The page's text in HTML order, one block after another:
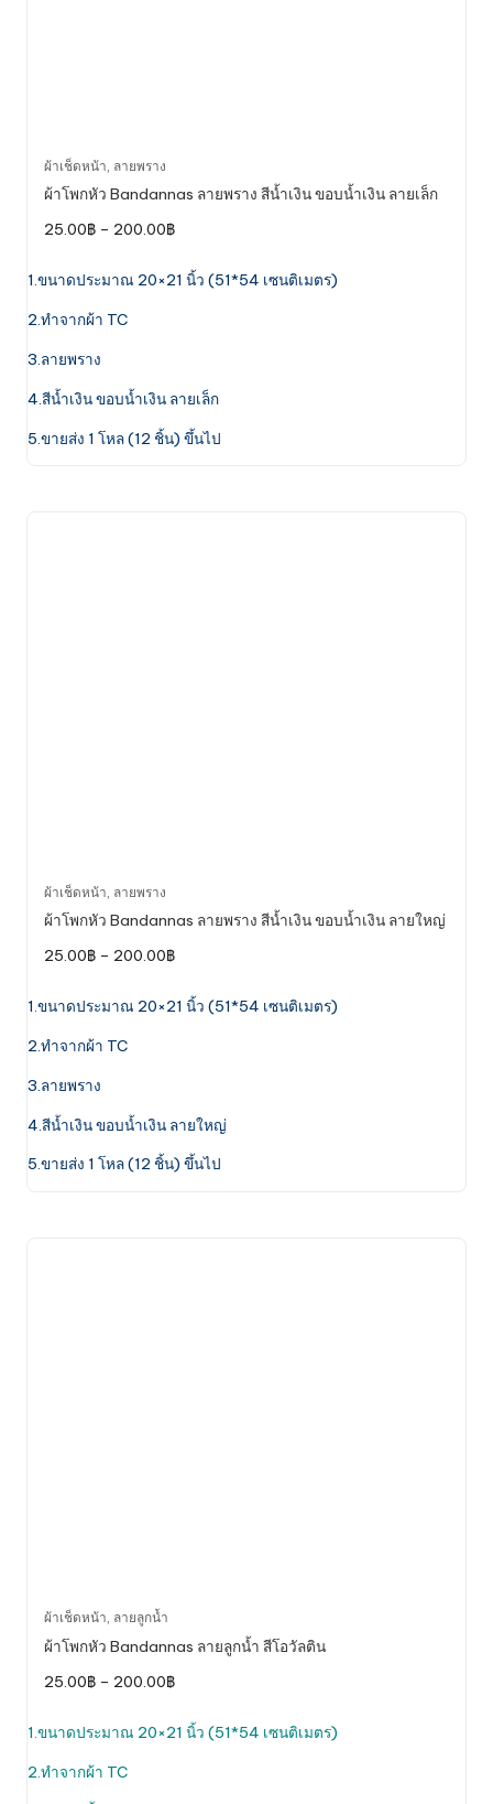
has
multiple
The
be
on
the
ผ้าเช็ดหน้า ลายพราง
ผ้าโพกหัว Bandannas ลายพราง สีน้ำเงิน ขอบน้ำเงิน ลายเล็ก
25.00฿ – 200.00฿Price
through
200.00฿
1.ขนาดประมาณ 20×21 นิ้ว (51*54 เซนติเมตร)
2.ทำจากผ้า TC
3.ลายพราง
4.สีน้ำเงิน ขอบน้ำเงิน ลายเล็ก
5.ขายส่ง 1 โหล (12 ชิ้น) ขึ้นไป
has
multiple
The
may
be
on
the
ผ้าเช็ดหน้า ลายพราง
ผ้าโพกหัว Bandannas ลายพราง สีน้ำเงิน ขอบน้ำเงิน ลายใหญ่
25.00฿ – 200.00฿Price
through
200.00฿
1.ขนาดประมาณ 20×21 นิ้ว (51*54 เซนติเมตร)
2.ทำจากผ้า TC
3.ลายพราง
4.สีน้ำเงิน ขอบน้ำเงิน ลายใหญ่
5.ขายส่ง 1 โหล (12 ชิ้น) ขึ้นไป
This
has
multiple
The
may
ผ้าเช็ดหน้า, ลายลูกน้ำ
ผ้าโพกหัว Bandannas ลายลูกน้ำ สีโอวัลติน
25.00฿ – 200.00฿Price
through
200.00฿
1.ขนาดประมาณ 20×21 นิ้ว (51*54 เซนติเมตร)
2.ทำจากผ้า TC